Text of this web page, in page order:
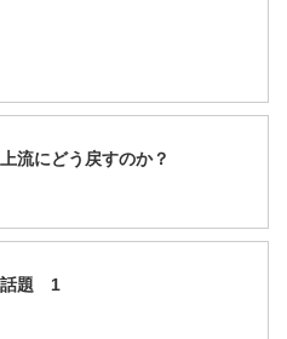
流にどう戻すのか？
話題 1